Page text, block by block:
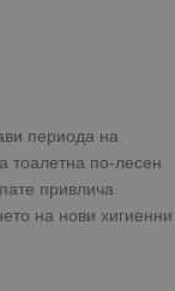
периода на
тоалетна по-лесен
привлича
на нови хигиенни